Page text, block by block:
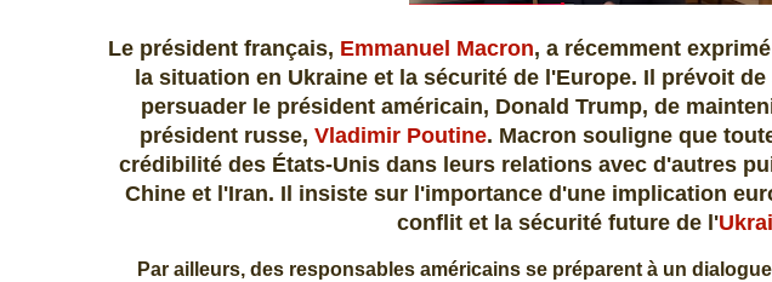
Le président français, Emmanuel Macron, a récemment
la situation en Ukraine et la sécurité de l'Europe. Il prévoit
persuader le président américain, Donald Trump, de
président russe, Vladimir Poutine. Macron souligne que
crédibilité des États-Unis dans leurs relations avec d'autres
Chine et l'Iran. Il insiste sur l'importance d'une implication
conflit et la sécurité future de l'
Par ailleurs, des responsables américains se préparent à un